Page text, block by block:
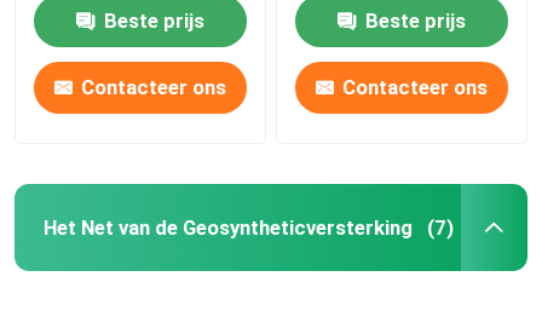
Beste prijs
Contacteer ons
Milieubescherming
waterdicht maken
Beste prijs
Contacteer ons
Het Net van de Geosyntheticversterking (7)